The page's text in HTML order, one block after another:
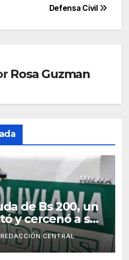
Defensa Civil
Rosa Guzman
de Bs 200, un
y cercenó a su
zona Sur de La
REDACCIÓN CENTRAL